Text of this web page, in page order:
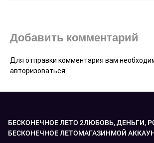
Добавить комментарий
Для отправки комментария вам
авторизоваться
БЕСКОНЕЧНОЕ ЛЕТО 2ЛЮБОВЬ, ДЕНЬГИ,
БЕСКОНЕЧНОЕ ЛЕТОМАГАЗИНМОЙ